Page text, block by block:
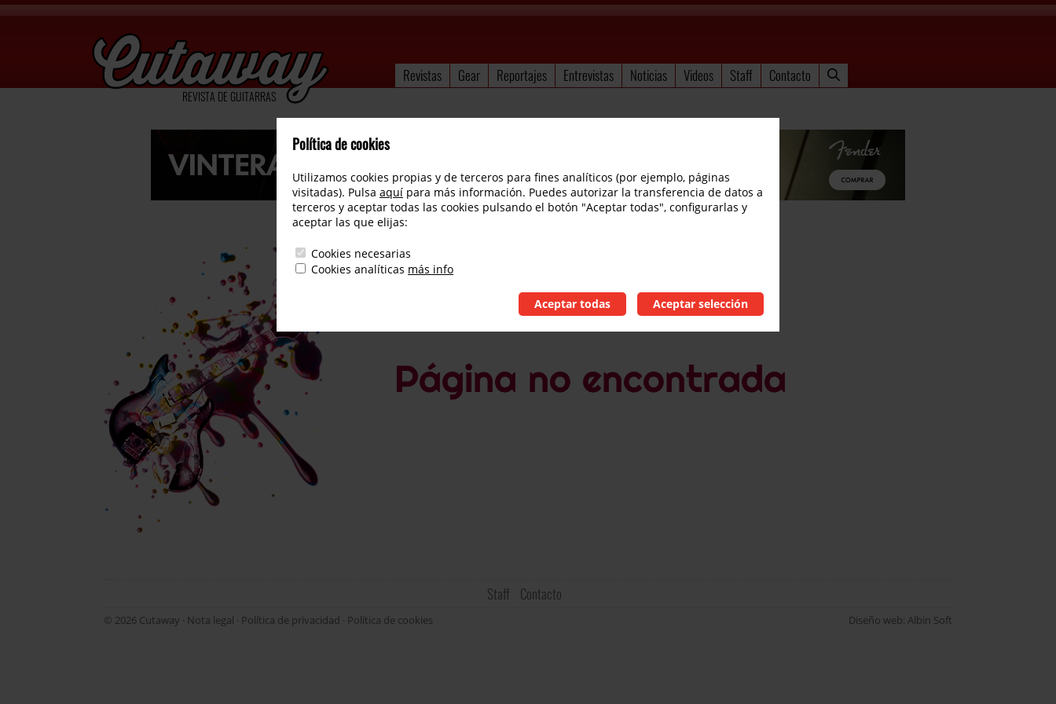
REVISTA DE GUITARRAS
Revistas Gear Reportajes Entrevistas Noticias Videos Staff Contacto
Staff Contacto
© 2026 Cutaway · Nota legal · Política de privacidad · Política de cookies Diseño web: Albin Soft
Política de cookies
Utilizamos cookies propias y de terceros para fines analíticos (por ejemplo, páginas
visitadas). Pulsa aquí para más información. Puedes autorizar la transferencia de datos a
terceros y aceptar todas las cookies pulsando el botón "Aceptar todas", configurarlas y
aceptar las que elijas:
Cookies necesarias
Cookies analíticas más info
Aceptar todas Aceptar selección